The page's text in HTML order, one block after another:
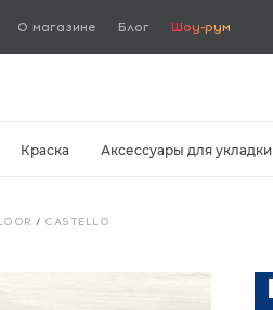
О магазине Блог Шоу-рум
Краска Аксессуары для укладки
/ CASTELLO